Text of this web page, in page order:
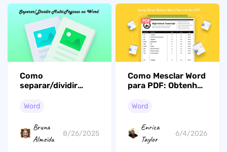
Como
separar/dividir
com várias páginas
Word
Bruna
Almeida
8/26/2025
Como Mesclar Word
para PDF: Obtenha
Word
Enrica
Taylor
6/4/2026